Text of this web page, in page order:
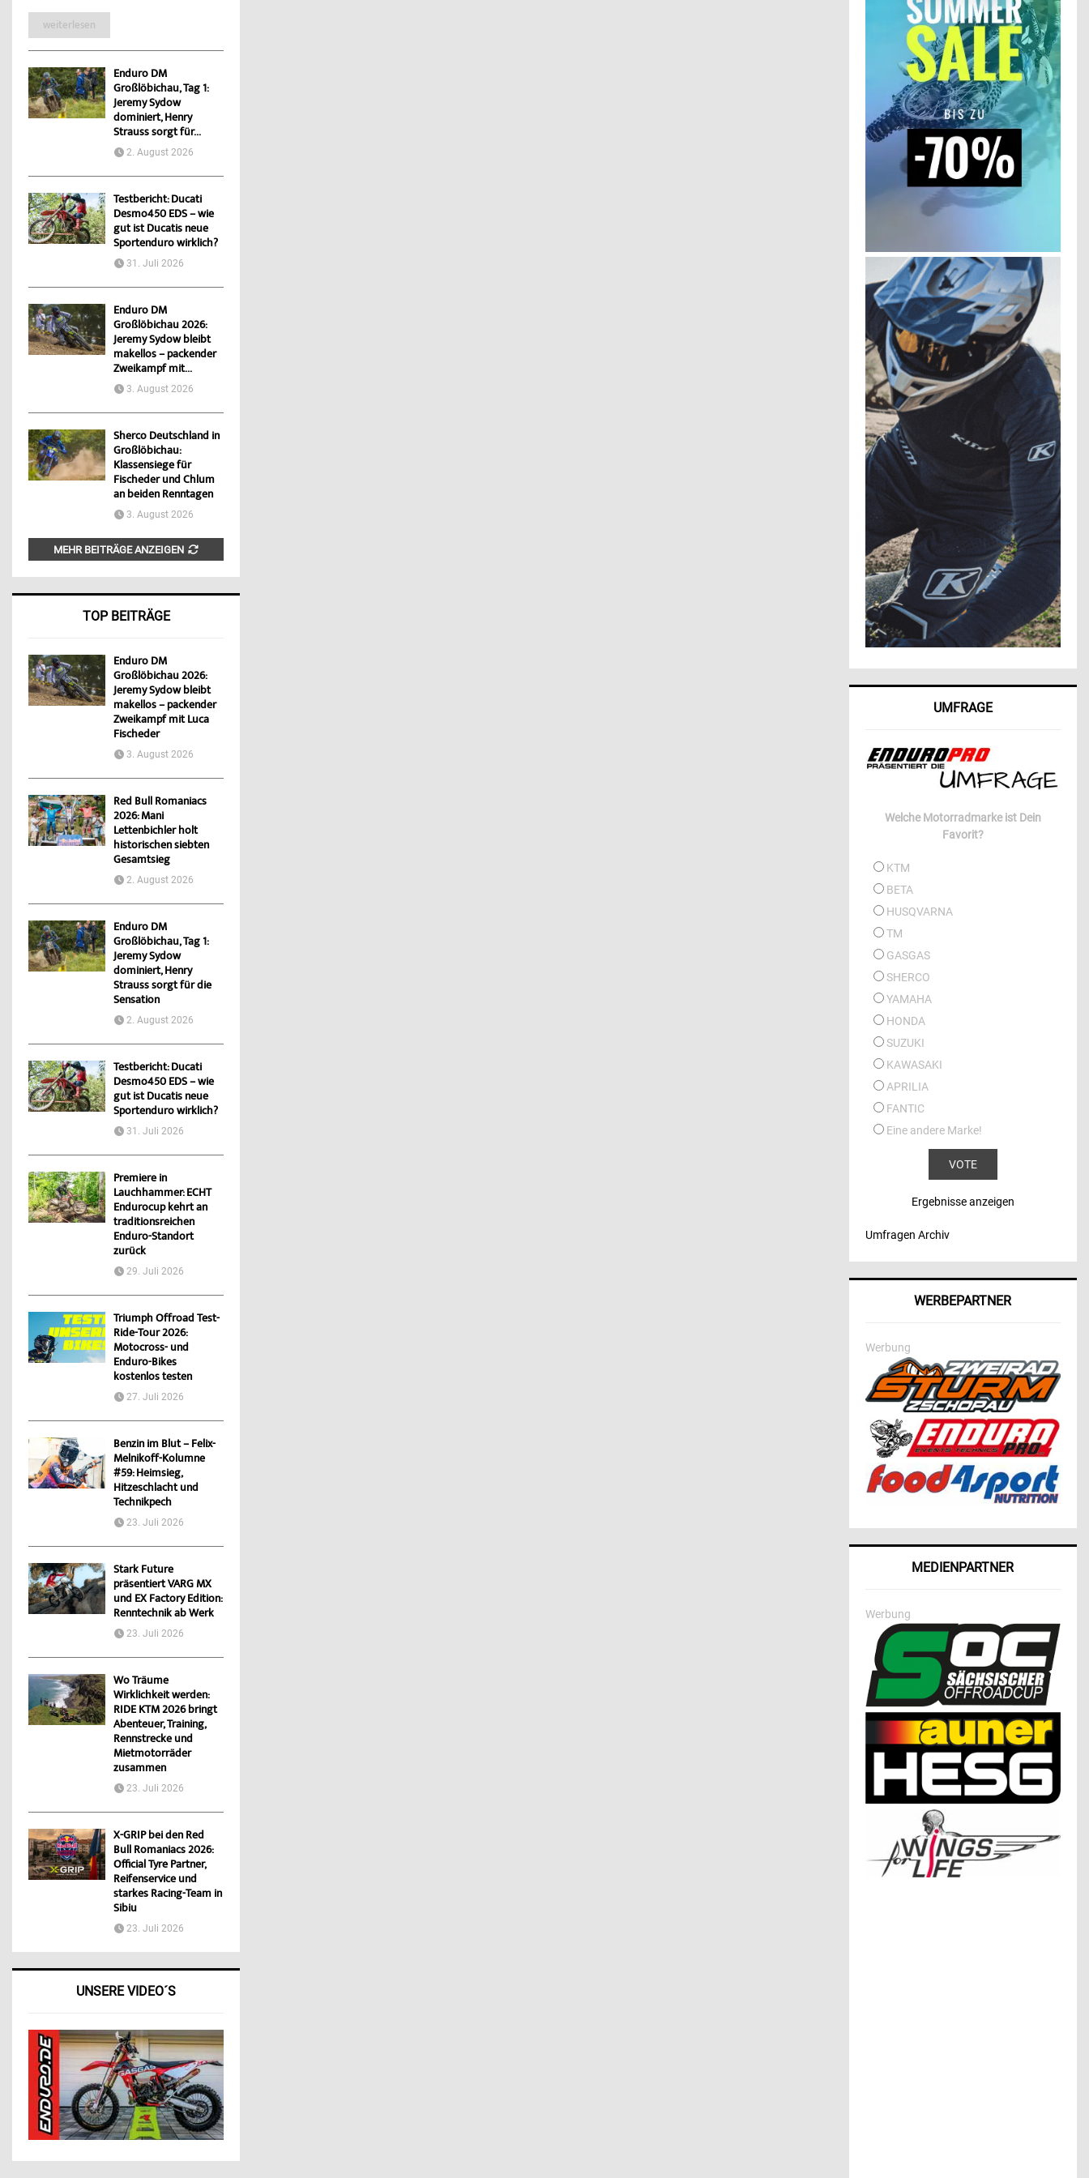
weiterlesen
Enduro DM
Großlöbichau, Tag 1:
Jeremy Sydow
dominiert, Henry
Strauss sorgt für...
2. August 2026
Testbericht: Ducati
Desmo450 EDS – wie
gut ist Ducatis neue
Sportenduro wirklich?
31. Juli 2026
Enduro DM
Großlöbichau 2026:
Jeremy Sydow bleibt
makellos – packender
Zweikampf mit...
3. August 2026
Sherco Deutschland in
Großlöbichau:
Klassensiege für
Fischeder und Chlum
an beiden Renntagen
3. August 2026
MEHR BEITRÄGE ANZEIGEN
TOP BEITRÄGE
Enduro DM
Großlöbichau 2026:
Jeremy Sydow bleibt
makellos – packender
Zweikampf mit Luca
Fischeder
3. August 2026
Red Bull Romaniacs
2026: Mani
Lettenbichler holt
historischen siebten
Gesamtsieg
2. August 2026
Enduro DM
Großlöbichau, Tag 1:
Jeremy Sydow
dominiert, Henry
Strauss sorgt für die
Sensation
2. August 2026
Testbericht: Ducati
Desmo450 EDS – wie
gut ist Ducatis neue
Sportenduro wirklich?
31. Juli 2026
Premiere in
Lauchhammer: ECHT
Endurocup kehrt an
traditionsreichen
Enduro-Standort
zurück
29. Juli 2026
Triumph Offroad Test-
Ride-Tour 2026:
Motocross- und
Enduro-Bikes
kostenlos testen
27. Juli 2026
Benzin im Blut – Felix-
Melnikoff-Kolumne
#59: Heimsieg,
Hitzeschlacht und
Technikpech
23. Juli 2026
Stark Future
präsentiert VARG MX
und EX Factory Edition:
Renntechnik ab Werk
23. Juli 2026
Wo Träume
Wirklichkeit werden:
RIDE KTM 2026 bringt
Abenteuer, Training,
Rennstrecke und
Mietmotorräder
zusammen
23. Juli 2026
X-GRIP bei den Red
Bull Romaniacs 2026:
Official Tyre Partner,
Reifenservice und
starkes Racing-Team in
Sibiu
23. Juli 2026
UNSERE VIDEO´S
UMFRAGE
Welche Motorradmarke ist Dein
Favorit?
KTM
BETA
HUSQVARNA
TM
GASGAS
SHERCO
YAMAHA
HONDA
SUZUKI
KAWASAKI
APRILIA
FANTIC
Eine andere Marke!
Ergebnisse anzeigen
Umfragen Archiv
WERBEPARTNER
Werbung
MEDIENPARTNER
Werbung